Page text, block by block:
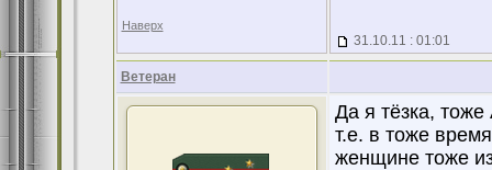
Наверх
31.10.11 : 01:01
Ветеран
Да я тёзка,
т.е. в тоже
женщине тоже